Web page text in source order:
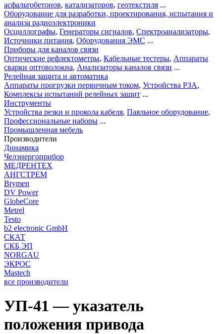
асфальтобетонов, катализаторов, геотекстиля ...
Оборудование для разработки, проектирования, испытания и
анализа радиоэлектроники
Осциллографы, Генераторы сигналов, Спектроанализаторы,
Источники питания, Оборудования ЭМС ...
Приборы для каналов связи
Оптические рефлектометры, Кабельные тестеры, Аппараты
сварки оптоволокна, Анализаторы каналов связи ...
Релейная защита и автоматика
Аппараты прогрузки первичным током, Устройства РЗА,
Комплексы испытаний релейных защит ...
Инструменты
Устройства резки и прокола кабеля, Паяльное оборудование,
Профессиональные наборы ...
Промышленная мебель
Производители
Динамика
Челэнергоприбор
МЕДРЕНТЕХ
АНГСТРЕМ
Brymen
DV Power
GlobeCore
Metrel
Testo
b2 electronic GmbH
СКАТ
СКБ ЭП
NORGAU
ЭКРОС
Mastech
все производители
УП-41 — указатель
положения привода